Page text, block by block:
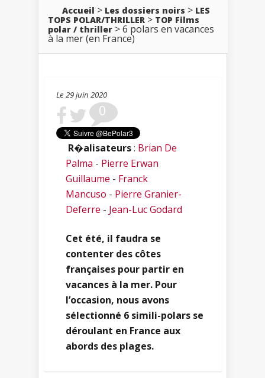
Accueil > Les dossiers noirs > LES
TOPS POLAR/THRILLER > TOP Films
polar / thriller > 6 polars en vacances
à la mer (en France)
Le 29 juin 2020
0
R�alisateurs: Brian De
Palma - Pierre Erwan
Guillaume - Franck
Mancuso - Pierre Granier-
Deferre - Jean-Luc Godard
Cet été, il faudra se
contenter des côtes
françaises pour partir en
vacances à la mer. Pour
l’occasion, nous avons
sélectionné 6 simili-polars se
déroulant en France aux
abords des plages.